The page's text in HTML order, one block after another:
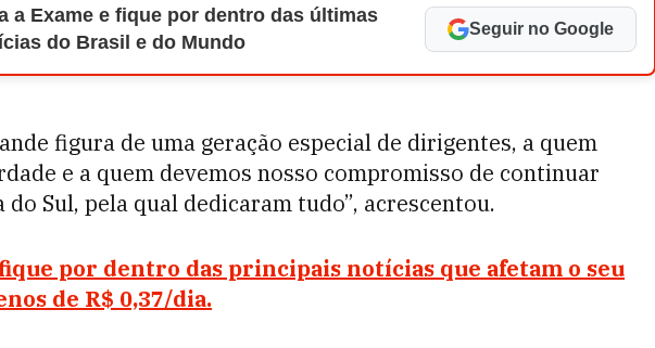
a Exame e fique por dentro das últimas
do Brasil e do Mundo
Seguir no Google
figura de uma geração especial de dirigentes, a quem
e a quem devemos nosso compromisso de continuar
Sul, pela qual dedicaram tudo”, acrescentou.
fique por dentro das principais notícias que afetam o seu
de R$ 0,37/dia.